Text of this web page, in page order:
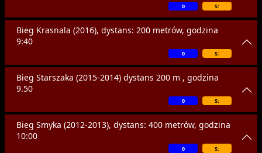
S:
0
Bieg Krasnala (2016), dystans: 200 metrów, godzina
9:40
S:
0
Bieg Starszaka (2015-2014) dystans 200 m , godzina
9.50
S:
0
Bieg Smyka (2012-2013), dystans: 400 metrów, godzina
10:00
S:
0